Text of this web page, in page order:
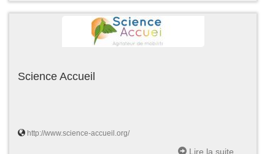
Science Accueil
http://www.science-accueil.org/
Lire la suite